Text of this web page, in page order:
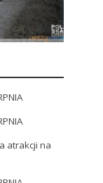
atrakcji na